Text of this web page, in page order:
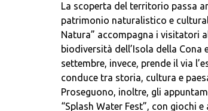
La scoperta del territorio passa
patrimonio naturalistico e
Natura” accompagna i visitatori
biodiversità dell’Isola della
settembre, invece, prende il via
conduce tra storia, cultura e
Proseguono, inoltre, gli
“Splash Water Fest”, con giochi